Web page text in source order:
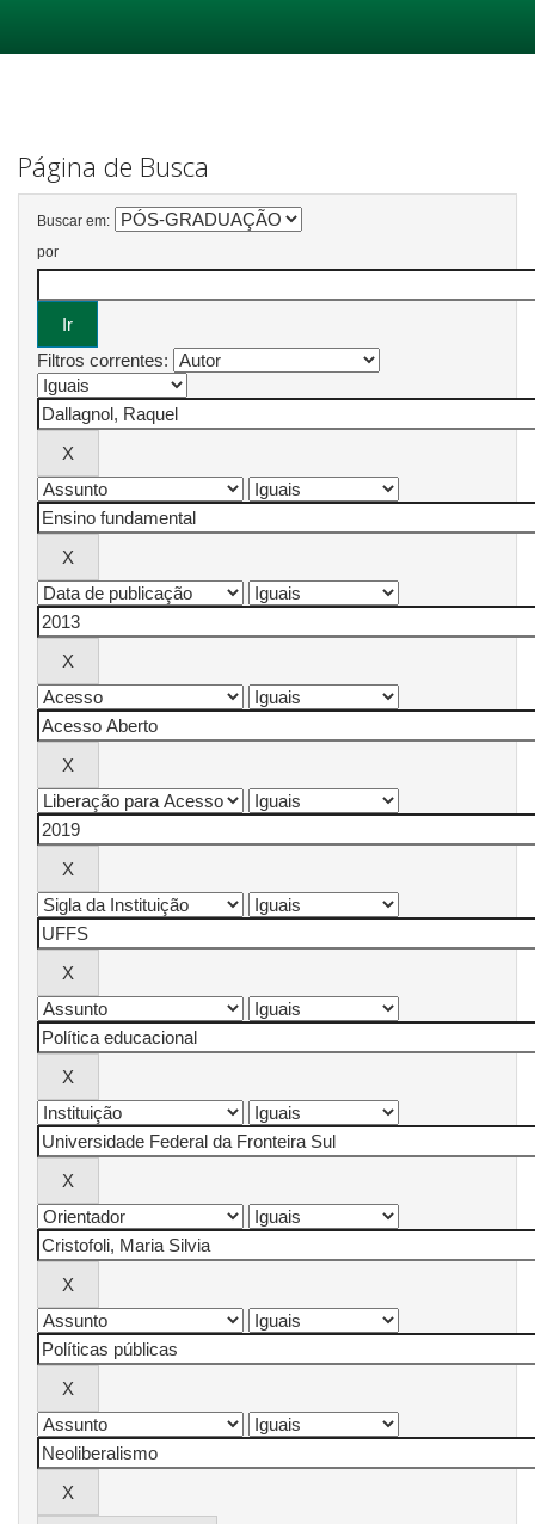
Página de Busca
Buscar em:
por
Filtros correntes: